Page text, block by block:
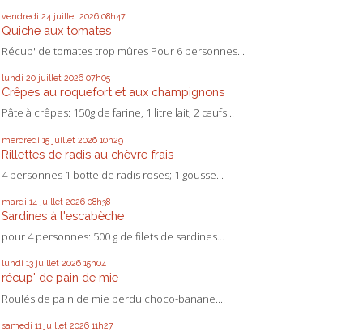
vendredi 24 juillet 2026 08h47
Quiche aux tomates
Récup' de tomates trop mûres Pour 6 personnes...
lundi 20 juillet 2026 07h05
Crêpes au roquefort et aux champignons
Pâte à crêpes: 150g de farine, 1 litre lait, 2 œufs...
mercredi 15 juillet 2026 10h29
Rillettes de radis au chèvre frais
4 personnes 1 botte de radis roses; 1 gousse...
mardi 14 juillet 2026 08h38
Sardines à l'escabèche
pour 4 personnes: 500 g de filets de sardines...
lundi 13 juillet 2026 15h04
récup' de pain de mie
Roulés de pain de mie perdu choco-banane....
samedi 11 juillet 2026 11h27